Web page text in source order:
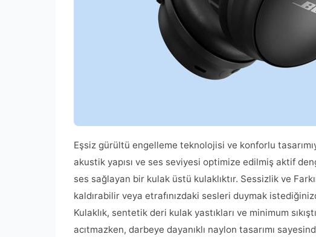
Eşsiz gürültü engelleme teknolojisi ve konforlu
akustik yapısı ve ses seviyesi optimize edilmiş aktif
ses sağlayan bir kulak üstü kulaklıktır. Sessizlik ve
kaldırabilir veya etrafınızdaki sesleri duymak
Kulaklık, sentetik deri kulak yastıkları ve minimum
acıtmazken, darbeye dayanıklı naylon tasarımı